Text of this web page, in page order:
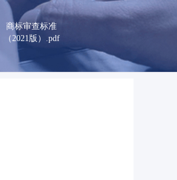
商标审查标准
（2021版）.pdf